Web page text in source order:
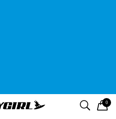
검색
로고 0